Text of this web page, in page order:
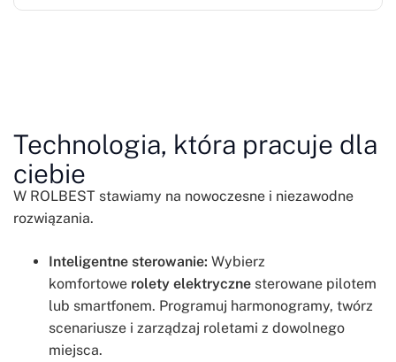
Technologia, która pracuje dla
ciebie
W ROLBEST stawiamy na nowoczesne i niezawodne
rozwiązania.
Inteligentne sterowanie: Wybierz
komfortowe rolety elektryczne sterowane pilotem
lub smartfonem. Programuj harmonogramy, twórz
scenariusze i zarządzaj roletami z dowolnego
miejsca.